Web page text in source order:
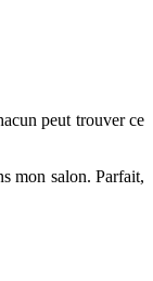
peut trouver ce
mon salon. Parfait,